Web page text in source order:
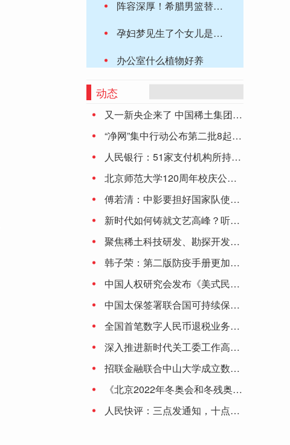
阵容深厚！希腊男篮替补面对约旦男篮共砍下49分 其中3人得分上双
孕妇梦见生了个女儿是什么意思
办公室什么植物好养
乾景园林(603778.SH)：中标9438.67万元海淀区南旱河滨水慢行景观提升工程
智慧交通行业发展现状分析：智慧高速公路是大势所趋
视评线丨“辐”水难收！日本冒天下之大不韪，背后是谁在“撑腰”？
股票行情快报：紫建电子（301121）8月25日主力资金净卖出285.52万元
杭州亚运会如何实现碳中和？
动态
又一新央企来了 中国稀土集团正式成立
“净网”集中行动公布第二批8起典型案件
人民银行：51家支付机构所持《支付业务许可证》到期 6家中止审查
北京师范大学120周年校庆公告（第二号）
傅若清：中影要担好国家队使命 让观众更有走进影院的理由
新时代如何铸就文艺高峰？听听陈凯歌、李少红、刘劲、颜丙燕、丁亚平怎么说
聚焦稀土科技研发、勘探开发……中国稀土集团有限公司正式成立
韩子荣：第二版防疫手册更加深化细化 将保持防控措施动态调整的灵活性
中国人权研究会发布《美式民主的局限与弊病》研究报告
中国太保签署联合国可持续保险原则和负责任投资原则
全国首笔数字人民币退税业务落地大连
深入推进新时代关工委工作高质量发展
招联金融联合中山大学成立数字金融研究中心 积极助推数字金融产业生态
《北京2022年冬奥会和冬残奥会防疫手册》提出6项原则：涉奥人员闭环管理 建议接种加强针
人民快评：三点发通知，十点就停止受理，为啥这么赶？